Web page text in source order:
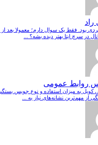
بود. فقط یک سوال دارم؛ معمولا بعد
در سرچ ایتا بهتر دیده بشه؟ ...
روابط عمومی
کویل به میزان استفاده و نوع جویس
از مهم‌ترین نشانه‌های نیاز به ...